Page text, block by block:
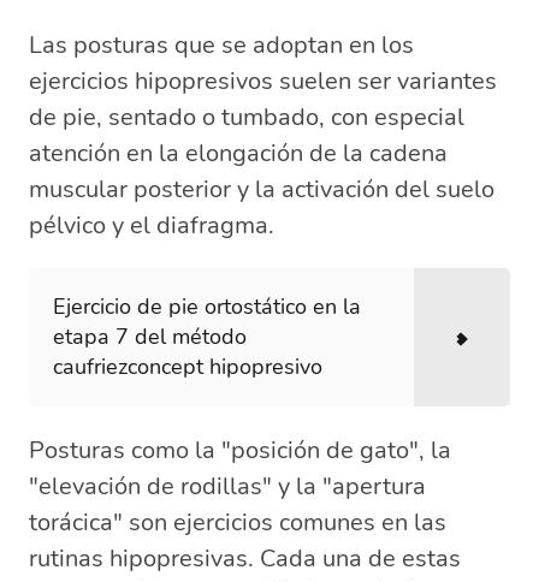
Las posturas que se adoptan en los
ejercicios hipopresivos suelen ser variantes
de pie, sentado o tumbado, con especial
atención en la elongación de la cadena
muscular posterior y la activación del suelo
pélvico y el diafragma.
Ejercicio de pie ortostático en la
etapa 7 del método
caufriezconcept hipopresivo
Posturas como la "posición de gato", la
"elevación de rodillas" y la "apertura
torácica" son ejercicios comunes en las
rutinas hipopresivas. Cada una de estas